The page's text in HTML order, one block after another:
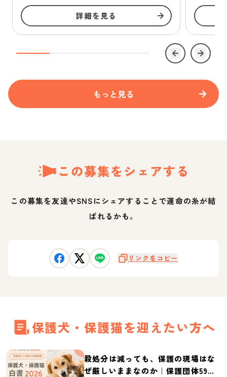
詳細を見る
もっと見る
この募集をシェアする
この募集を友達やSNSにシェアすることで運命の糸が結
ばれるかも。
リンクをコピー
保護犬・保護猫を迎えたい方へ
殺処分は減っても、保護の現場はな
ぜ厳しいままなのか｜保護団体59団